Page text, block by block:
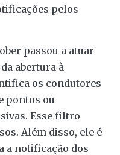
pelos
passou a atuar
abertura à
os condutores
pontos ou
Esse filtro
Além disso, ele é
a notificação dos